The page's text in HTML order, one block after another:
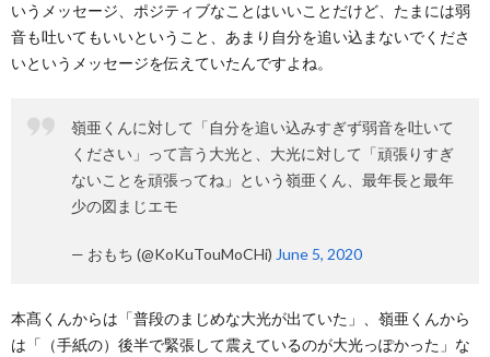
いうメッセージ、ポジティブなことはいいことだけど、たまには弱
音も吐いてもいいということ、あまり自分を追い込まないでくださ
いというメッセージを伝えていたんですよね。
嶺亜くんに対して「自分を追い込みすぎず弱音を吐いて
ください」って言う大光と、大光に対して「頑張りすぎ
ないことを頑張ってね」という嶺亜くん、最年長と最年
少の図まじエモ
— おもち (@KoKuTouMoCHi) June 5, 2020
本髙くんからは「普段のまじめな大光が出ていた」、嶺亜くんから
は「（手紙の）後半で緊張して震えているのが大光っぽかった」な